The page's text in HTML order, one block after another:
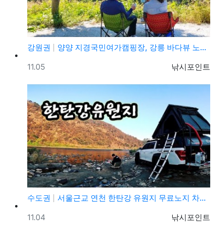
강원권
양양 지경국민여가캠핑장, 강릉 바다뷰 노지 차박캠핑 가…
등록자
낚시포인트
등록일
11.05
수도권
서울근교 연천 한탄강 유원지 무료노지 차박캠핑 가볼만한…
등록자
낚시포인트
등록일
11.04